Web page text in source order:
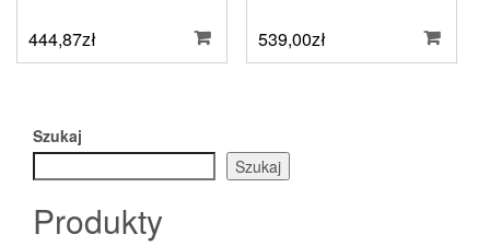
444,87zł 539,00zł
Szukaj
Szukaj
Produkty